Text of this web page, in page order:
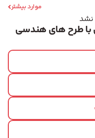
موارد بیشتر
نشد
با طرح های هندسی